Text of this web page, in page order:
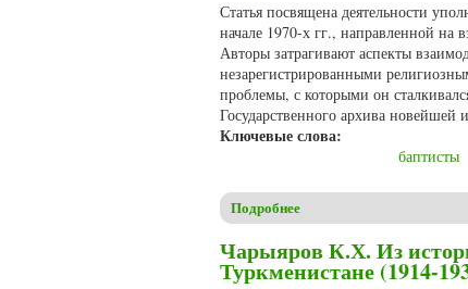
Статья посвящена деятельности
начале 1970-х гг., направленной на
Авторы затрагивают аспекты
незарегистрированными
проблемы, с которыми он
Государственного архива новейшей
Ключевые слова:
баптисты
Подробнее
Вязьма)
Чарыяров К.Х. Из
Туркменистане (1914-